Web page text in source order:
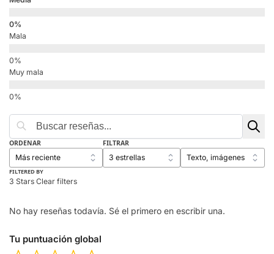
Mala
Muy mala
ORDENAR FILTRAR
FILTERED BY
3 Stars Clear filters
No hay reseñas todavía. Sé el primero en escribir una.
Tu puntuación global